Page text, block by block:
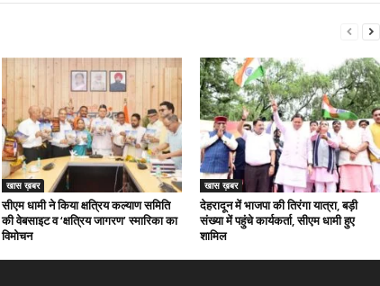
खास ख़बर
सीएम धामी ने किया क्षत्रिय कल्याण समिति
की वेबसाइट व ‘क्षत्रिय जागरण’ स्मारिका का
विमोचन
खास ख़बर
देहरादून में भाजपा की तिरंगा यात्रा, बड़ी
संख्या में पहुंचे कार्यकर्ता, सीएम धामी हुए
शामिल